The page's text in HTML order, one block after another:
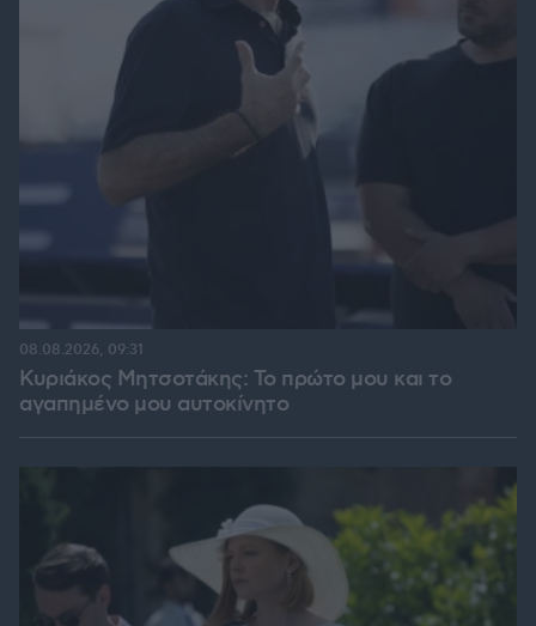
Κυριάκος Μητσοτάκης: Το πρώτο μου και το
αγαπημένο μου αυτοκίνητο
08.08.2026, 09:31